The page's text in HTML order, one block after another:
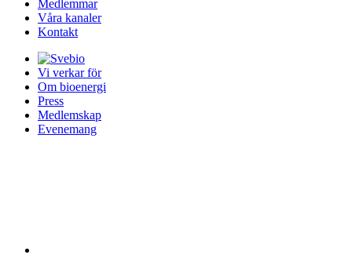
Medlemmar
Våra kanaler
Kontakt
Vi verkar för
Om bioenergi
Press
Medlemskap
Evenemang